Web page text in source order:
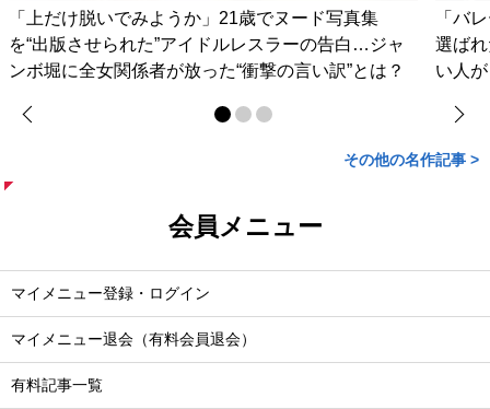
「上だけ脱いでみようか」21歳でヌード写真集
を“出版させられた”アイドルレスラーの告白…ジャ
ンボ堀に全女関係者が放った“衝撃の言い訳”とは？
「バ
選ば
い人
その他の名作記事 >
会員メニュー
マイメニュー登録・ログイン
マイメニュー退会（有料会員退会）
有料記事一覧